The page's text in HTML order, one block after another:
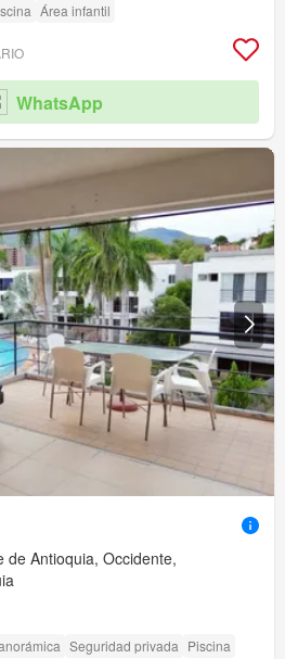
Área infantil
WhatsApp
de Antioquia, Occidente,
Seguridad privada Piscina